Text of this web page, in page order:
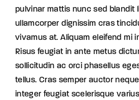
pulvinar mattis nunc sed blandit
ullamcorper dignissim cras
vivamus at. Aliquam eleifend mi
Risus feugiat in ante metus
sollicitudin ac orci phasellus
tellus. Cras semper auctor
integer feugiat scelerisque